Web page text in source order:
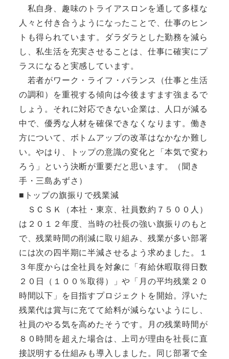
私自身、趣味のトライアスロンを通して多様な
人々と付き合うようになったことで、仕事のヒン
トも得られています。ダラダラとした勤務を減ら
し、私生活を充実させることは、仕事に確実にプ
ラスになると実感しています。
若者がワーク・ライフ・バランス（仕事と生活
の調和）を重視する傾向は今後ますます強まるで
しょう。それに対応できない企業は、人口が減る
中で、優秀な人材を確保できなくなります。働き
方について、ボトムアップの改革はなかなか難し
い。やはり、トップの意識の変化と「本気で変わ
ろう」という決断が重要だと思います。（聞き
手・三島あずさ）
■トップの旗振りで残業減
ＳＣＳＫ（本社・東京、社員数約７５００人）
は２０１２年度、当時の社長の強い旗振りのもと
で、残業時間の削減に取り組み、残業が多い部署
には次の四半期に半減させるよう求めました。１
３年度からは全社員を対象に「有給休暇取得日数
２０日（１００％取得）」や「月の平均残業２０
時間以下」を目指すプロジェクトを開始。浮いた
残業代は賞与に充てて給料が減らないようにし、
社員のやる気を高めたそうです。月の残業時間が
８０時間を超えた場合は、上司が理由を社長に直
接説明する仕組みも導入しました。同じ部署で全